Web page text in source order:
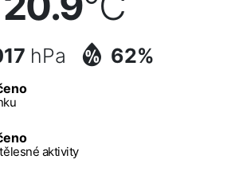
hPa 62%
aktivity